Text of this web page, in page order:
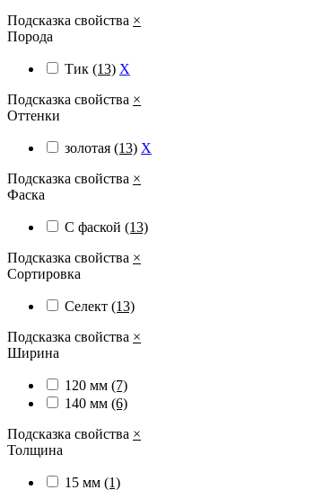
Подсказка свойства ×
Порода
Тик (13) X
Подсказка свойства ×
Оттенки
золотая (13) X
Подсказка свойства ×
Фаска
С фаской (13)
Подсказка свойства ×
Сортировка
Селект (13)
Подсказка свойства ×
Ширина
120 мм (7)
140 мм (6)
Подсказка свойства ×
Толщина
15 мм (1)